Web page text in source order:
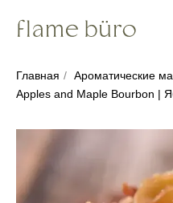
Главная / Ароматические
Apples and Maple Bourbon |